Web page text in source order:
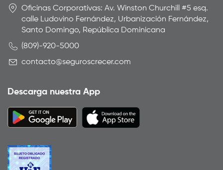
Oficinas Corporativas: Av. Winston Churchill #5 esq.
calle Ludovino Fernández, Urbanización Fernández,
Santo Domingo, República Dominicana
(809)-920-5000
contacto@seguroscrecer.com
Descarga nuestra App